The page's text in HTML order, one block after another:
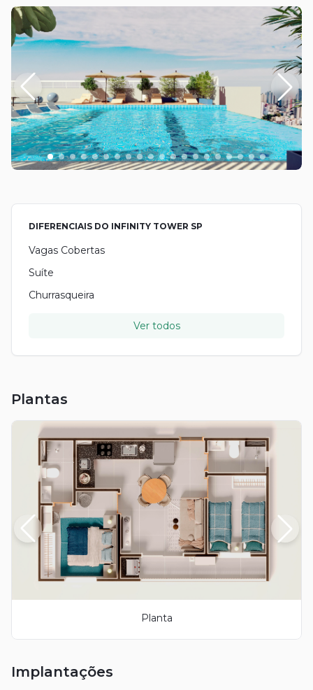
DIFERENCIAIS DO INFINITY TOWER SP
Vagas Cobertas
Suíte
Churrasqueira
Ver todos
Plantas
Planta
Implantações